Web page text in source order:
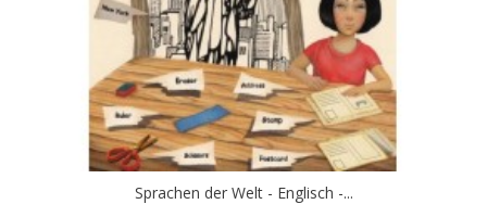
Sprachen der Welt - Englisch -...